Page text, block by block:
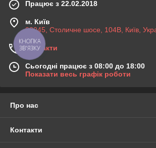
Працює з 22.02.2018
м. Київ
03045, Столичне шосе, 104B, Київ,
Контакти
Сьогодні працює з 08:00 до 18:00
Показати весь графік роботи
Про нас
Контакти
КНОПКА
ЗВ'ЯЗКУ